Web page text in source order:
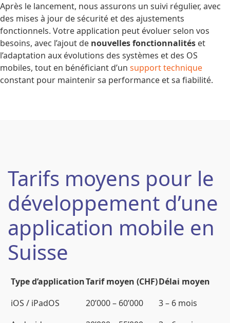
Après le lancement, nous assurons un suivi régulier, avec
des mises à jour de sécurité et des ajustements
fonctionnels. Votre application peut évoluer selon vos
besoins, avec l’ajout de nouvelles fonctionnalités et
l’adaptation aux évolutions des systèmes et des OS
mobiles, tout en bénéficiant d’un support technique
constant pour maintenir sa performance et sa fiabilité.
Tarifs moyens pour le
développement d’une
application mobile en
Suisse
Type d’applicationTarif moyen (CHF)Délai moyen
iOS / iPadOS
20’000 – 60’000
3 – 6 mois